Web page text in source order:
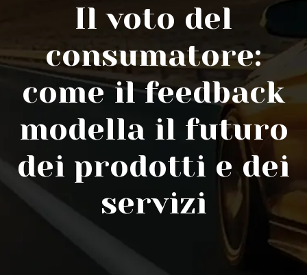
Il voto del
consumatore:
come il feedback
modella il futuro
dei prodotti e dei
servizi